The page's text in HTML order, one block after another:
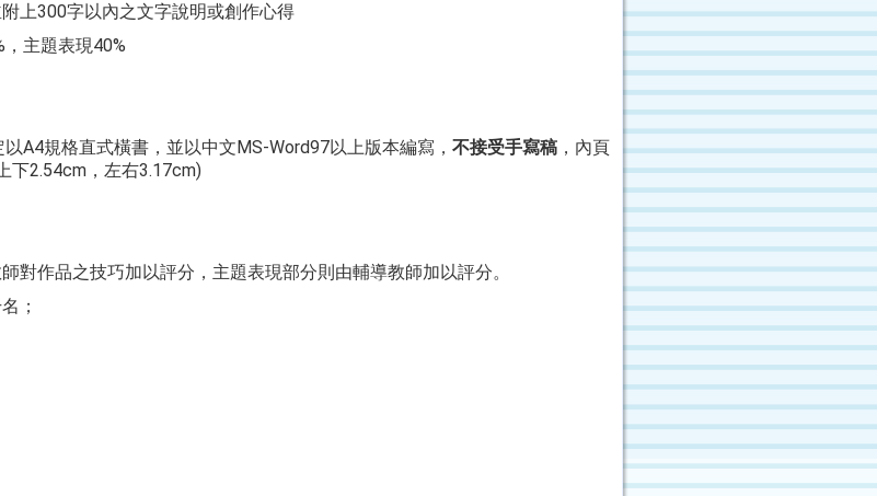
附上300字以內之文字說明或創作心得
，主題表現40%
以A4規格直式橫書，並以中文MS-Word97以上版本編寫， 不接受手寫稿 ，內頁
下2.54cm ，左右3.17cm)
對作品之技巧加以評分，主題表現部分則由輔導教師加以評分。
；